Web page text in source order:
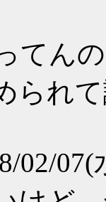
てん
られ
02/07(